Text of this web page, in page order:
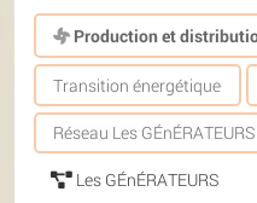
Production et
Transition énergétique
Réseau Les
Les GÉnÉRATEURS